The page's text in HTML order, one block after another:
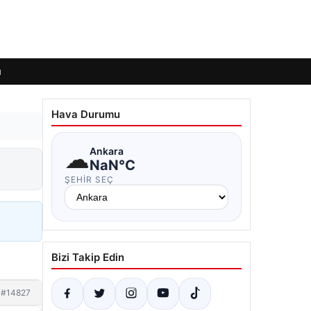
#14827
Hava Durumu
☁Ankara
NaN°C
ŞEHIR SEÇ
Bizi Takip Edin